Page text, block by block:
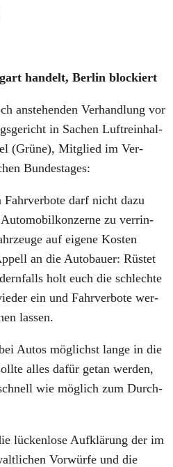
han­delt, Ber­lin blo­ckiert
anste­hen­den Ver­hand­lung vor
in Sachen Luft­rein­hal­
(Grü­ne), Mit­glied im Ver­
Bun­des­ta­ges:
darf nicht dazu
zu ver­rin­
auf eige­ne Kos­ten
an die Auto­bau­er: Rüs­tet
holt euch die schlech­te
ein und Fahr­ver­bo­te wer­
las­sen.
Autos mög­lichst lan­ge in die
alles dafür getan wer­den,
wie mög­lich zum Durch­
lücken­lo­se Auf­klä­rung der im
Vor­wür­fe und die